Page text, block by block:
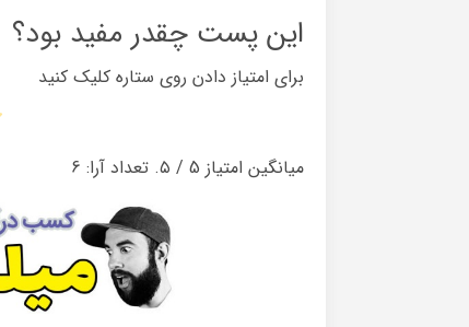
این پست چقدر مفید بود؟
برای امتیاز دادن روی ستاره کلیک کنید
میانگین امتیاز 5/ ۵. تعداد آرا: 6